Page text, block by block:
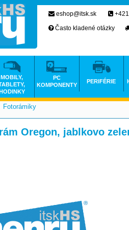
>
Fotorámiky
Oregon, jablkovo
eshop@itsk.sk
Často kladené otázky
MOBILY,
PC
KOMPONENTY
PERIFÉRIE